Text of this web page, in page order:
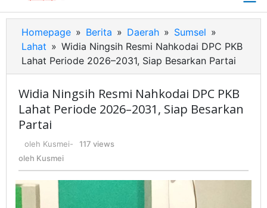
Homepage » Berita » Daerah » Sumsel »
Lahat » Widia Ningsih Resmi Nahkodai DPC PKB
Lahat Periode 2026–2031, Siap Besarkan Partai
Widia Ningsih Resmi Nahkodai DPC PKB
Lahat Periode 2026–2031, Siap Besarkan
Partai
oleh Kusmei-
117 views
oleh Kusmei